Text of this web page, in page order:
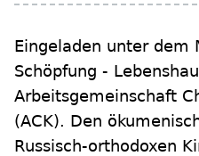
Eingeladen unter dem
Schöpfung -
Arbeitsgemeinschaft
(ACK). Den
Russisch-orthodoxen